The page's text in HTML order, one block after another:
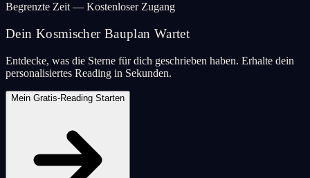
Begrenzte Zeit — Kostenloser Zugang
Dein Kosmischer Bauplan Wartet
Entdecke, was die Sterne für dich geschrieben haben. Erhalte dein
personalisiertes Reading in Sekunden.
Mein Gratis-Reading Starten